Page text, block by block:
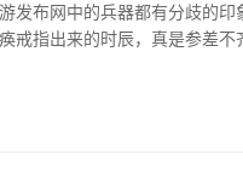
发布网中的兵器都有分歧的
戒指出来的时辰，真是参差